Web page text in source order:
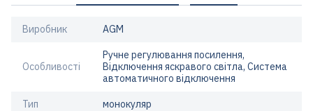
Виробник AGM
Особливості
Ручне регулювання посилення,
Відключення яскравого світла, Система
автоматичного відключення
Тип монокуляр